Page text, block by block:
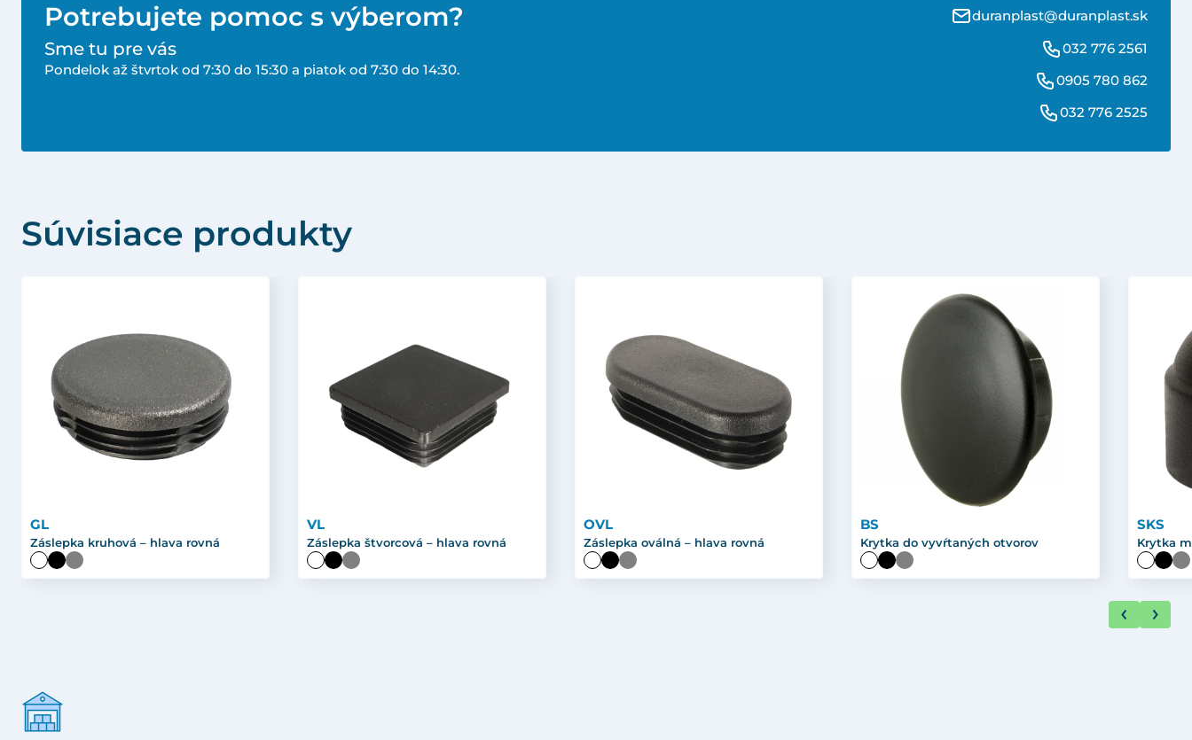
Potrebujete pomoc s výberom?
Sme tu pre vás
Pondelok až štvrtok od 7:30 do 15:30 a piatok od 7:30 do 14:30.
duranplast@duranplast.sk
032 776 2561
0905 780 862
032 776 2525
Súvisiace produkty
GL
Záslepka kruhová – hlava rovná
VL
Záslepka štvorcová – hlava rovná
OVL
Záslepka oválná – hlava rovná
BS
Krytka do vyvŕtaných otvorov
SKS
Krytka